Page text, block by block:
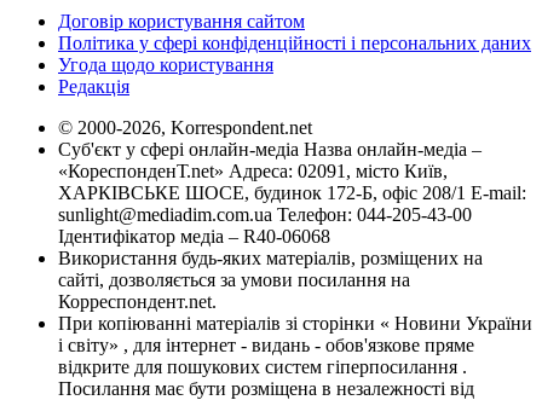
Договір користування сайтом
Політика у сфері конфіденційності і персональних даних
Угода щодо користування
Редакція
© 2000-2026, Korrespondent.net
Суб'єкт у сфері онлайн-медіа Назва онлайн-медіа –
«КореспонденТ.net» Адреса: 02091, місто Київ,
ХАРКІВСЬКЕ ШОСЕ, будинок 172-Б, офіс 208/1 E-mail:
sunlight@mediadim.com.ua Телефон: 044-205-43-00
Ідентифікатор медіа – R40-06068
Використання будь-яких матеріалів, розміщених на
сайті, дозволяється за умови посилання на
Корреспондент.net.
При копіюванні матеріалів зі сторінки « Новини України
і світу» , для інтернет - видань - обов'язкове пряме
відкрите для пошукових систем гіперпосилання .
Посилання має бути розміщена в незалежності від